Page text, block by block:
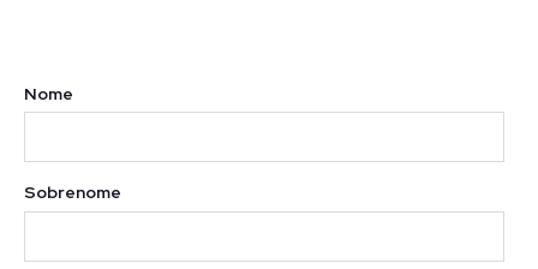
Nome
Sobrenome